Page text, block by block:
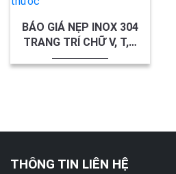
BÁO GIÁ NẸP INOX 304
TRANG TRÍ CHỮ V, T,…
THÔNG TIN LIÊN HỆ